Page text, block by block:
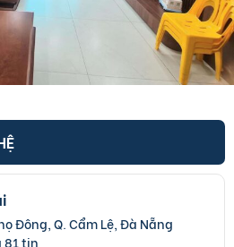
Đông, Q. Cẩm Lệ, Đà Nẵng
81 tin